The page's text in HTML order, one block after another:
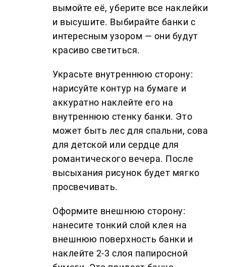
вымойте её, уберите все наклейки
и высушите. Выбирайте банки с
интересным узором — они будут
красиво светиться.
Украсьте внутреннюю сторону:
нарисуйте контур на бумаге и
аккуратно наклейте его на
внутреннюю стенку банки. Это
может быть лес для спальни, сова
для детской или сердце для
романтического вечера. После
высыхания рисунок будет мягко
просвечивать.
Оформите внешнюю сторону:
нанесите тонкий слой клея на
внешнюю поверхность банки и
наклейте 2-3 слоя папиросной